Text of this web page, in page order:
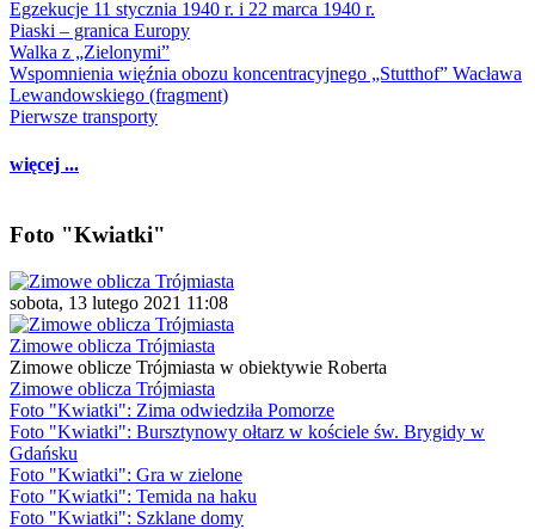
Egzekucje 11 stycznia 1940 r. i 22 marca 1940 r.
Piaski – granica Europy
Walka z „Zielonymi”
Wspomnienia więźnia obozu koncentracyjnego „Stutthof” Wacława
Lewandowskiego (fragment)
Pierwsze transporty
więcej ...
Foto "Kwiatki"
sobota, 13 lutego 2021 11:08
Zimowe oblicza Trójmiasta
Zimowe oblicze Trójmiasta w obiektywie Roberta
Zimowe oblicza Trójmiasta
Foto "Kwiatki": Zima odwiedziła Pomorze
Foto "Kwiatki": Bursztynowy ołtarz w kościele św. Brygidy w
Gdańsku
Foto "Kwiatki": Gra w zielone
Foto "Kwiatki": Temida na haku
Foto "Kwiatki": Szklane domy